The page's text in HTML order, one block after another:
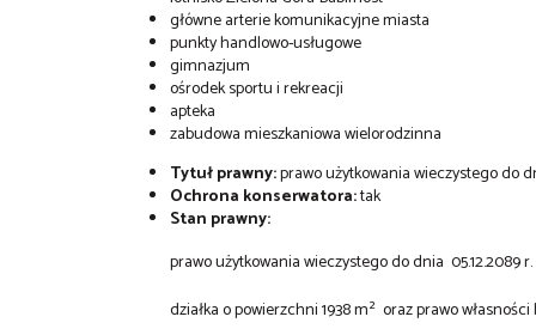
główne arterie komunikacyjne miasta
punkty handlowo-usługowe
gimnazjum
ośrodek sportu i rekreacji
apteka
zabudowa mieszkaniowa wielorodzinna
Tytuł prawny:prawo użytkowania wieczystego do
Ochrona konserwatora:tak
Stan prawny:
prawo użytkowania wieczystego do dnia 05.12.2089 r.
działka o powierzchni 1938 m² oraz prawo